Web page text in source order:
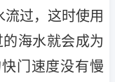
流过，这时使用
海水就会成为
门速度没有慢